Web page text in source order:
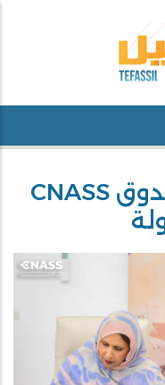
توقيع تعاون بين صندوق CNASS